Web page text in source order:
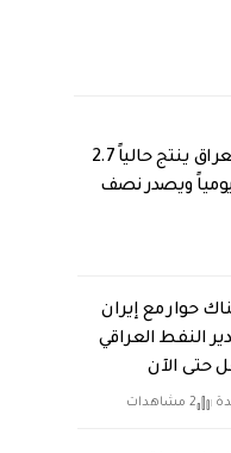
وزير النفط: العراق ينتج حالياً 2.7
ويصدر نصف
حوار مع إيران
النفط العراقي
حتى الآن
2 مشاهدات